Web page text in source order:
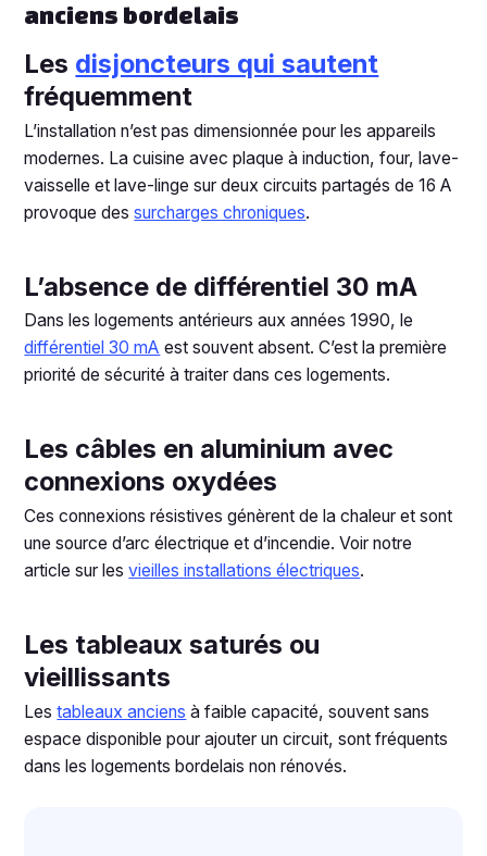
anciens bordelais
Les disjoncteurs qui sautent
fréquemment
L’installation n’est pas dimensionnée pour les appareils
modernes. La cuisine avec plaque à induction, four, lave-
vaisselle et lave-linge sur deux circuits partagés de 16 A
provoque dessurcharges chroniques.
L’absence de différentiel 30 mA
Dans les logements antérieurs aux années 1990, le
différentiel 30 mA est souvent absent. C’est la première
priorité de sécurité à traiter dans ces logements.
Les câbles en aluminium avec
connexions oxydées
Ces connexions résistives génèrent de la chaleur et sont
une source d’arc électrique et d’incendie. Voir notre
article sur lesvieilles installations électriques.
Les tableaux saturés ou
vieillissants
Lestableaux anciens à faible capacité, souvent sans
espace disponible pour ajouter un circuit, sont fréquents
dans les logements bordelais non rénovés.